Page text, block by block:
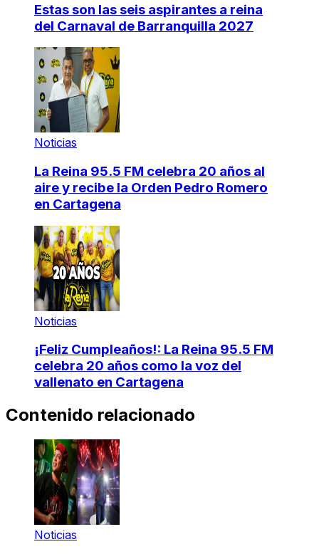
Estas son las seis aspirantes a reina
del Carnaval de Barranquilla 2027
Noticias
La Reina 95.5 FM celebra 20 años al
aire y recibe la Orden Pedro Romero
en Cartagena
Noticias
¡Feliz Cumpleaños!: La Reina 95.5 FM
celebra 20 años como la voz del
vallenato en Cartagena
Contenido relacionado
Noticias